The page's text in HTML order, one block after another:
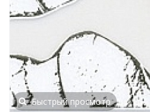
Быстрый просмотр